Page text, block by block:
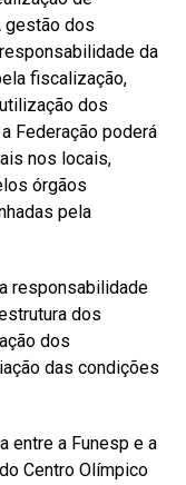
gestão dos
da
fiscalização,
dos
Federação poderá
nos locais,
órgãos
pela
responsabilidade
dos
dos
das condições
entre a Funesp e a
Centro Olímpico